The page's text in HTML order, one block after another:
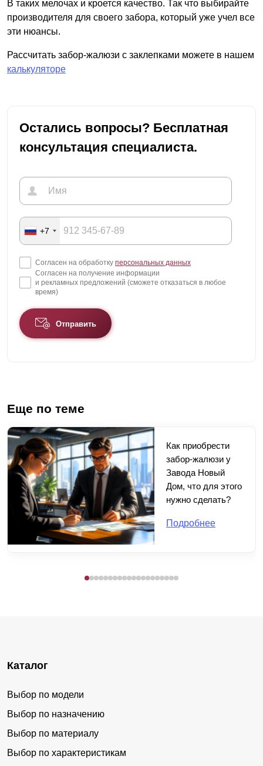
В таких мелочах и кроется качество. Так что выбирайте
производителя для своего забора, который уже учел все
эти нюансы.
Рассчитать забор-жалюзи с заклепками можете в нашем
калькуляторе
Остались вопросы? Бесплатная
консультация специалиста.
+7
Согласен на обработку персональных данных
Согласен на получение информации
и рекламных предложений (сможете отказаться в любое
время)
Отправить
Еще по теме
Как приобрести
забор-жалюзи у
Завода Новый
Дом, что для этого
нужно сделать?
Подробнее
Каталог
Выбор по модели
Выбор по назначению
Выбор по материалу
Выбор по характеристикам